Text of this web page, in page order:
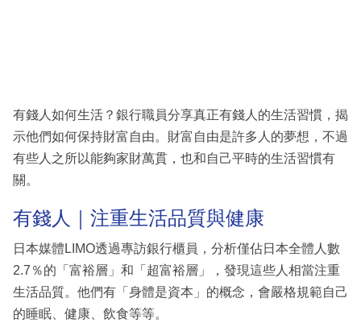
區
有錢人如何生活？銀行職員分享真正有錢人的生活習慣，揭
示他們如何保持財富自由。財富自由是許多人的夢想，不過
有些人之所以能夠家財萬貫，也和自己平時的生活習慣有
關。
有錢人｜注重生活品質與健康
日本媒體LIMO透過專訪銀行櫃員，分析僅佔日本全體人數
2.7％的「富裕層」和「超富裕層」，發現這些人相當注重
生活品質。他們有「身體是資本」的概念，會嚴格規範自己
的睡眠、健康、飲食等等。